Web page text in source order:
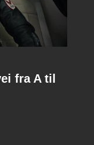
fra A til